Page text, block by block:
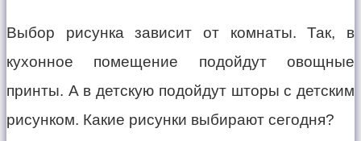
Выбор рисунка зависит от комнаты. Так, в
кухонное помещение подойдут овощные
принты. А в детскую подойдут шторы с детским
рисунком. Какие рисунки выбирают сегодня?